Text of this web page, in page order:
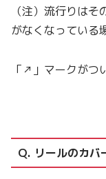
（注）流行りは
がなくなっている
「↗︎」マークがつ
Q. リールのカバ